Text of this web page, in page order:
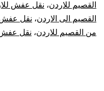
القصيم للاردن، نقل عفش
القصيم الى الاردن، نقل عفش
من القصيم للاردن، نقل عفش